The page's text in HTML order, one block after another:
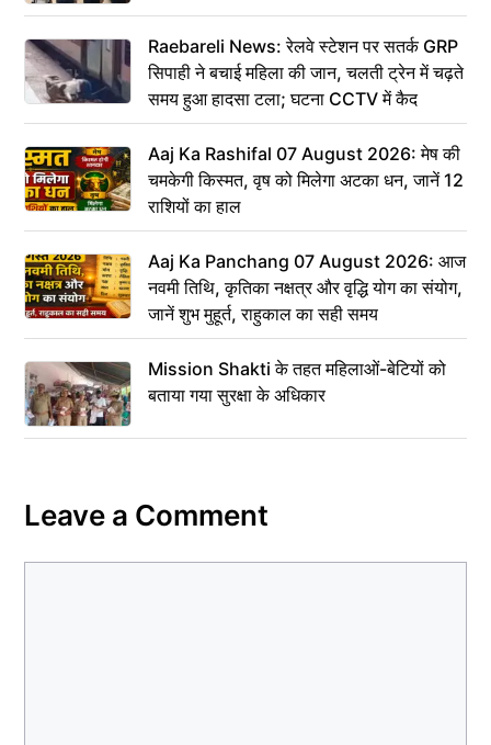
Raebareli News: रेलवे स्टेशन पर सतर्क GRP
सिपाही ने बचाई महिला की जान, चलती ट्रेन में चढ़ते
समय हुआ हादसा टला; घटना CCTV में कैद
Aaj Ka Rashifal 07 August 2026: मेष की
चमकेगी किस्मत, वृष को मिलेगा अटका धन, जानें 12
राशियों का हाल
Aaj Ka Panchang 07 August 2026: आज
नवमी तिथि, कृतिका नक्षत्र और वृद्धि योग का संयोग,
जानें शुभ मुहूर्त, राहुकाल का सही समय
Mission Shakti के तहत महिलाओं-बेटियों को
बताया गया सुरक्षा के अधिकार
Leave a Comment